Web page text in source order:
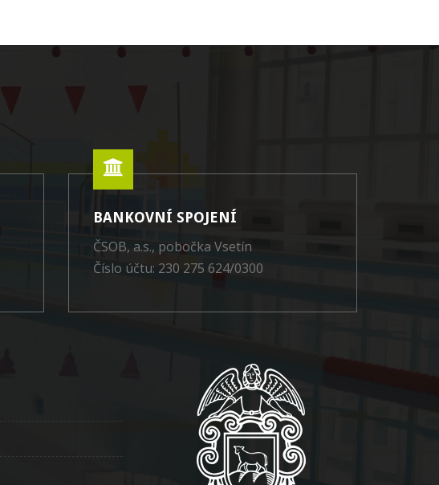
BANKOVNÍ SPOJENÍ
ČSOB, a.s., pobočka Vsetín
Číslo účtu: 230 275 624/0300